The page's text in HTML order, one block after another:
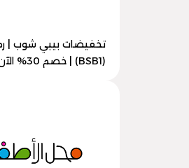
تخفيضات بيبي شوب |
(BSB1) | خصم 30% الآن